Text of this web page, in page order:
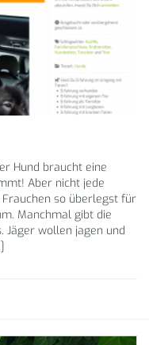
Hund braucht eine
Aber nicht jede
so überlegst für
Manchmal gibt die
Jäger wollen jagen und